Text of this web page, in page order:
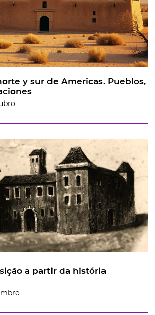
y sur de Americas. Pueblos,
a partir da história